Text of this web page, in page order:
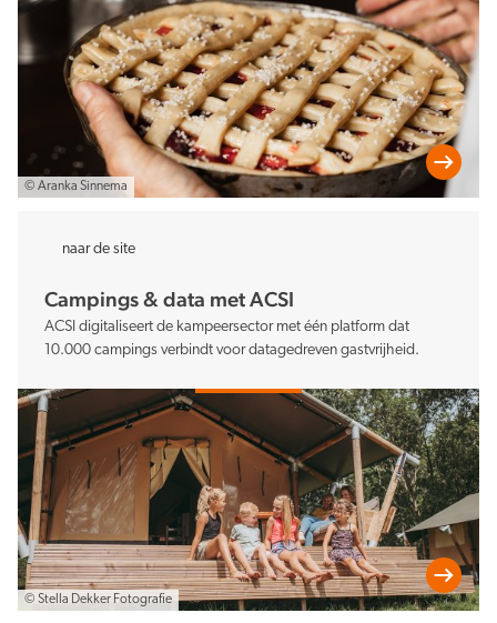
© Aranka Sinnema
© Stella Dekker Fotografie
naar de site
Campings & data met ACSI
ACSI digitaliseert de kampeersector met één platform dat
10.000 campings verbindt voor datagedreven gastvrijheid.